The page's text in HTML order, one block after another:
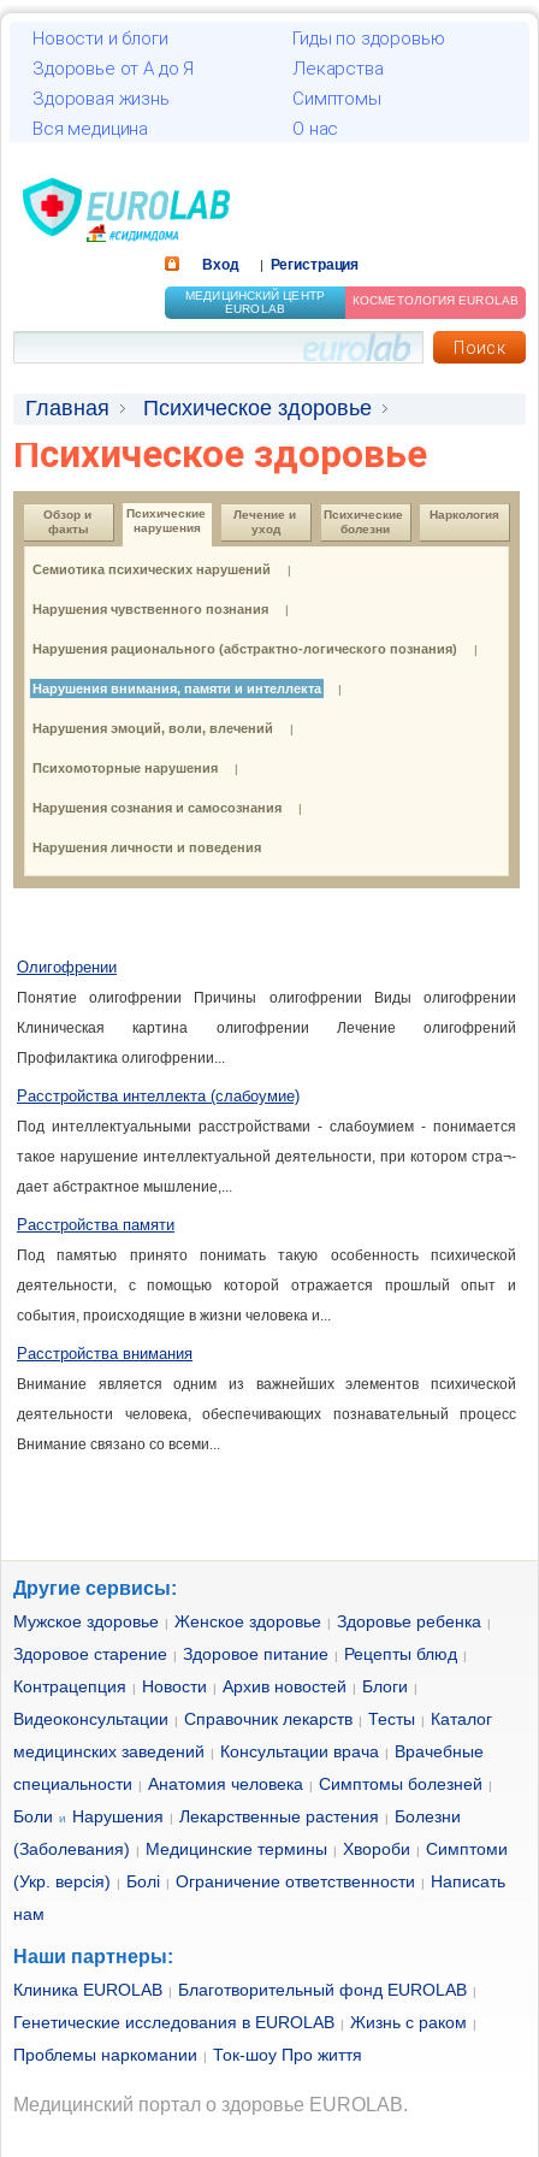
Новости и блоги
Гиды по здоровью
Здоровье от А до Я
Лекарства
Здоровая жизнь
Симптомы
Вся медицина
О нас
Вход Регистрация
МЕДИЦИНСКИЙ ЦЕНТР
EUROLAB
КОСМЕТОЛОГИЯ EUROLAB
Главная
Психическое здоровье
Психические нарушения
Нарушения внимания, памяти и интеллекта
Психическое здоровье
Обзор и
факты
Психические
нарушения
Лечение и
уход
Психические
болезни
Наркология
Семиотика психических нарушений
Нарушения чувственного познания
Нарушения рационального (абстрактно-логического познания)
Нарушения внимания, памяти и интеллекта
Нарушения эмоций, воли, влечений
Психомоторные нарушения
Нарушения сознания и самосознания
Нарушения личности и поведения
Олигофрении
Понятие олигофрении Причины олигофрении Виды олигофрении
Клиническая картина олигофрении Лечение олигофрений
Профилактика олигофрении...
Расстройства интеллекта (слабоумие)
Под интеллектуальными расстройствами - слабоумием - понимается
такое нарушение интеллектуальной деятельности, при котором стра¬-
дает абстрактное мышление,...
Расстройства памяти
Под памятью принято понимать такую особенность психической
деятельности, с помощью которой отражается прошлый опыт и
события, происходящие в жизни человека и...
Расстройства внимания
Внимание является одним из важнейших элементов психической
деятельности человека, обеспечивающих познавательный процесс
Внимание связано со всеми...
Другие сервисы:
Мужское здоровье Женское здоровье Здоровье ребенка
Здоровое старение Здоровое питание Рецепты блюд
Контрацепция Новости Архив новостей Блоги
Видеоконсультации Справочник лекарств Тесты
Каталог
медицинских заведений
Консультации врача
Врачебные
специальности
Анатомия человека Симптомы болезней
Боли и Нарушения Лекарственные растения
Болезни
(Заболевания)
Медицинские термины Хвороби
Симптоми
(Укр. версія)
Болі Ограничение ответственности
Написать
нам
Наши партнеры:
Клиника EUROLAB Благотворительный фонд EUROLAB
Генетические исследования в EUROLAB Жизнь с раком
Проблемы наркомании Ток-шоу Про життя
Медицинский портал о здоровье EUROLAB.